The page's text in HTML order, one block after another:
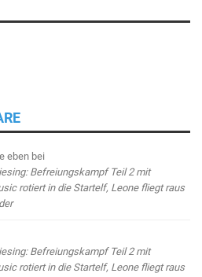
eben bei
Befreiungskampf Teil 2 mit
rotiert in die Startelf, Leone fliegt raus
Befreiungskampf Teil 2 mit
rotiert in die Startelf, Leone fliegt raus